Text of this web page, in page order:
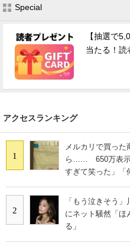
Special
【抽選で
当たる！読
アクセスランキング
1
メルカリで買っ
ら…… 650万表示
すぎて笑った」「
2
「もう泣きそう
にネット騒然「ほ
る」